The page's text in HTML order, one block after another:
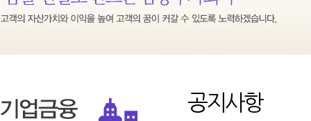
공지사항